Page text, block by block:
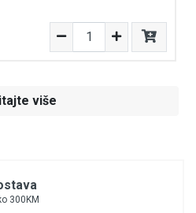
više
300KM